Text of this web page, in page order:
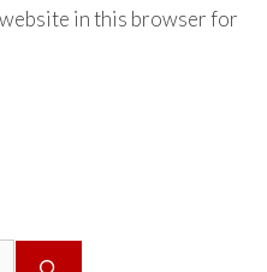
website in this browser for